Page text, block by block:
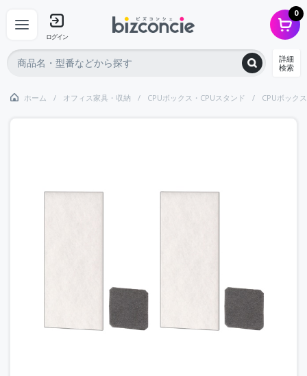
ログイン
0
詳細
検索
ホーム オフィス家具・収納 CPUボックス・CPUスタンド CPUボック